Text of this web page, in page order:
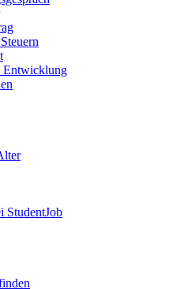
Entwicklung
StudentJob